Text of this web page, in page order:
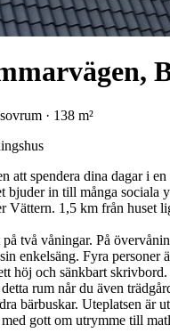
· 138 m²
att spendera dina dagar i
bjuder in till många sociala
Vättern. 1,5 km från huset
två våningar. På
enkelsäng. Fyra
höj och sänkbart
rum når du även
bärbuskar. Uteplatsen är
gott om utrymme till